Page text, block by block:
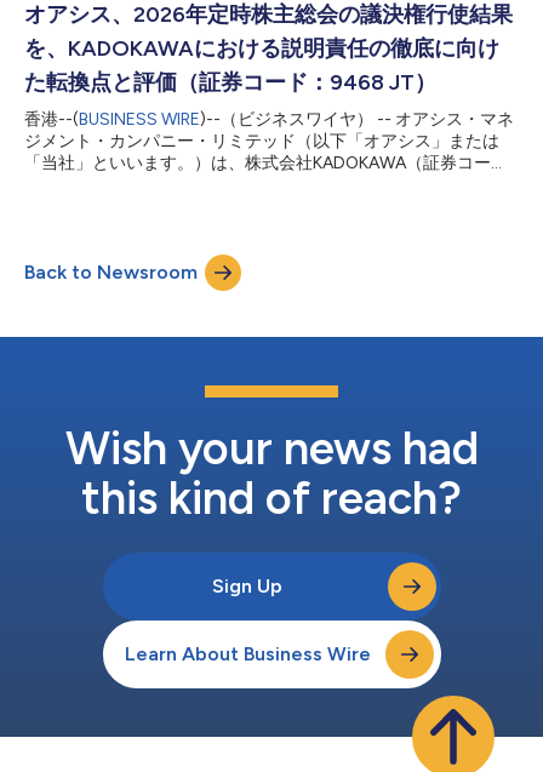
は投資先企業のモニタリングとエンゲージメントを行っておりま
す。 アオキの長期株主であるオアシスは、アオキの株主に対
し、2026年8月に予定されている定時株主総会（以下「本定時株
主総会」といいます。）において、取締役候補として上程されて
いる青木宏憲氏の再任議案に反対することを要請いたします。
2020年1月9日付の取締役会決議に基づく青木兄弟のみを対象と
したストック・オプション（以下「本ストック・オプション」と
いいます。）は、その本源的価値から99%以上の割引がなされた
オアシス、2026年定時株主総会の議決権行使結果
を、KADOKAWAにおける説明責任の徹底に向け
た転換点と評価（証券コード：9468 JT）
香港--(BUSINESS WIRE)--（ビジネスワイヤ） -- オアシス・マネ
ジメント・カンパニー・リミテッド（以下「オアシス」または
「当社」といいます。）は、株式会社KADOKAWA（証券コー
2026年定時株主総会（以下「本株主総会」といいます。）の結
果について、以下の通り声明を発表いたしました。 オアシス
は、夏野剛CEOが同社の取締役として再任されたことは誠に遺憾
KADOKAWAの取締役会に対する説明責任を追及していくにあた
おいて、夏野CEOの取締役再任議案に対する賛成率は59.68%に
留まり、前年の90.26%から大幅に低下しました。これは、本株
しての留任を支持しなかったことを意味しています。日本を代表
する上場企業の現職C...
Back to Newsroom
Wish your news had
this kind of reach?
Sign Up
Learn About Business Wire